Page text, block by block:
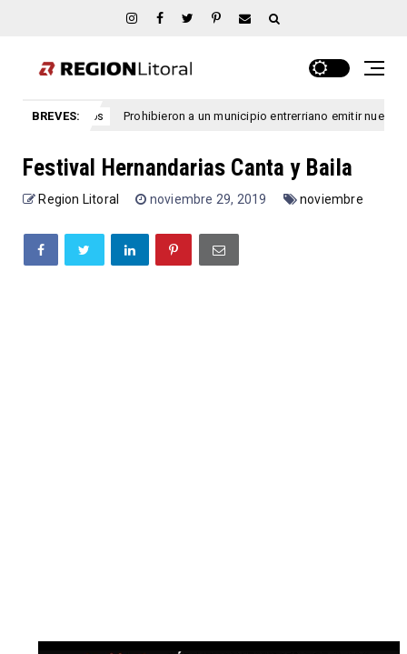
BREVES:
entre rios Prohibieron a un municipio entrerriano emitir nuevas
Festival Hernandarias Canta y Baila
Region Litoral noviembre 29, 2019 noviembre